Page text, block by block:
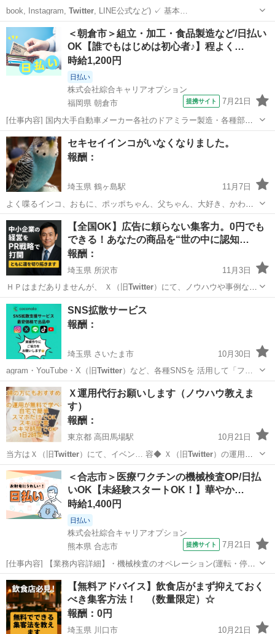
book, Instagram, Twitter, LINE公式など) ✓ 基本…
千葉 市川市 西船橋駅 手伝いたい/助けたい WordPress
＜朝倉市＞組立・加工・食品製造など/日払い
OK【誰でもはじめは初心者♪】程よく…
時給1,200円
日払い
株式会社綜合キャリアオプション
福岡県 朝倉市
提携サイト 7月21日
[仕事内容] 国内大手自動車メーカー各社のドアミラー製造・各種部品
の組付作業・全自動機、 半自動機導入・部品運搬等その他付随業務有
男女ともに活躍できる職場です。 工場内は空調設備も完備未経験から
スタートしている方多数研修体制...
福岡 朝倉市
セキセイインコがいなくなりました。
報酬：
埼玉県 鶴ヶ島駅
11月7日
よく喋るインコ、おもに、ポッポちゃん、父ちゃん、大好き、かわい
いね。キーちゃん、などなど。よく肩、頭にとまります。 そのほか、
意味が分からないことをいつも喋っています。
埼玉 坂戸市 鶴ヶ島駅 手伝って/助けて セキセイインコ
【全国OK】広告に頼らない集客力。0円でも
できる！あなたの商品を“世の中に認知…
報酬：
埼玉県 所沢市
11月3日
ＨＰはまだありませんが、 Ｘ（旧Twitter）にて、ノウハウや事例な
ど、週に３…
埼玉 所沢市 手伝いたい/助けたい
SNS拡散サービス
報酬：
埼玉県 さいたま市
10月30日
agram・YouTube・X（旧Twitter）など、各種SNSを 活用して「フ…
埼玉 さいたま市 手伝いたい/助けたい SNS
Ｘ運用代行お願いします（ノウハウ教えま
す）
報酬：
東京都 高田馬場駅
10月21日
当方はＸ（旧Twitter ）にて、イベン… 容◆ Ｘ（旧Twitter）の運用業
務 … ◆ Ｘ（旧Twitter）1件の投稿で…
東京 新宿区 高田馬場駅 手伝って/助けて 謝礼
＜合志市＞医療ワクチンの機械検査OP/日払
いOK【未経験スタートOK！】華やか…
時給1,400円
日払い
株式会社綜合キャリアオプション
熊本県 合志市
提携サイト 7月21日
[仕事内容] 【業務内容詳細】・機械検査のオペレーション(運転・停止
操作)・バイアルの投入作業、 整列作業・不良品の確認作業【取扱製品
情報】医療用ワクチン 。＋お仕事探しはコンシェルスタッフにおまか
せ＋。 あなたのお仕事...
熊本 合志市 工場
【無料アドバイス】飲食店がまず抑えておく
べき集客方法！ （数量限定）☆
報酬：0円
埼玉県 川口市 10月21日